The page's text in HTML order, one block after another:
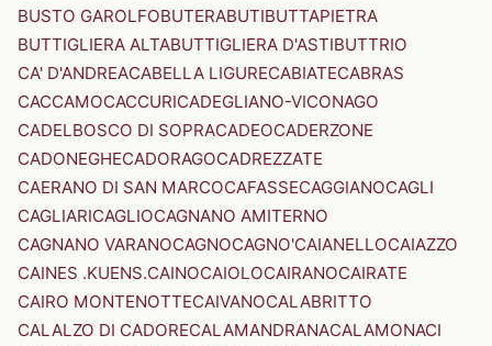
BUSTO GAROLFOBUTERABUTIBUTTAPIETRA
BUTTIGLIERA ALTABUTTIGLIERA D'ASTIBUTTRIO
CA' D'ANDREACABELLA LIGURECABIATECABRAS
CACCAMOCACCURICADEGLIANO-VICONAGO
CADELBOSCO DI SOPRACADEOCADERZONE
CADONEGHECADORAGOCADREZZATE
CAERANO DI SAN MARCOCAFASSECAGGIANOCAGLI
CAGLIARICAGLIOCAGNANO AMITERNO
CAGNANO VARANOCAGNOCAGNO'CAIANELLOCAIAZZO
CAINES .KUENS.CAINOCAIOLOCAIRANOCAIRATE
CAIRO MONTENOTTECAIVANOCALABRITTO
CALALZO DI CADORECALAMANDRANACALAMONACI